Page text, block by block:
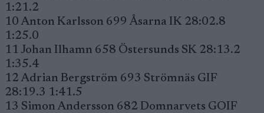
1:21.2
10 Anton Karlsson 699 Åsarna IK 28:02.8
1:25.0
11 Johan Ilhamn 658 Östersunds SK 28:13.2
1:35.4
12 Adrian Bergström 693 Strömnäs GIF
28:19.3 1:41.5
13 Simon Andersson 682 Domnarvets GOIF